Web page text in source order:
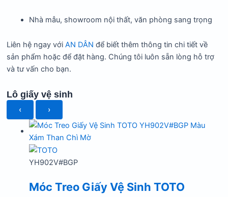
Nhà mẫu, showroom nội thất, văn phòng sang trọng
Liên hệ ngay vớiAN DÂN để biết thêm thông tin chi tiết về
sản phẩm hoặc để đặt hàng. Chúng tôi luôn sẵn lòng hỗ trợ
và tư vấn cho bạn.
Lô giấy vệ sinh
‹ ›
YH902V#BGP
Móc Treo Giấy Vệ Sinh TOTO